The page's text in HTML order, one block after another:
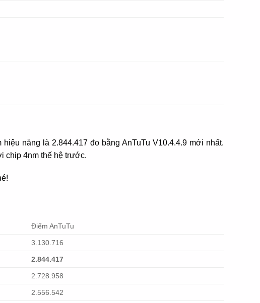
năng là 2.844.417 đo bằng AnTuTu V10.4.4.9 mới nhất.
chip 4nm thế hệ trước.
Điểm AnTuTu
3.130.716
2.844.417
2.728.958
2.556.542